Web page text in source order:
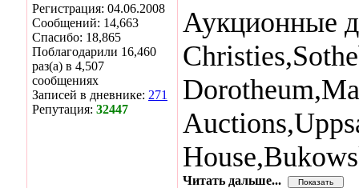
Регистрация: 04.06.2008
Сообщений: 14,663
Спасибо: 18,865
Поблагодарили 16,460
раз(а) в 4,507
сообщениях
Записей в дневнике: 271
Репутация: 32447
Аукционные
Читать дальше...